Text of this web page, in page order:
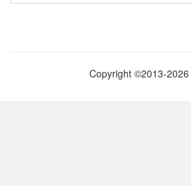
Copyright ©2013-2026